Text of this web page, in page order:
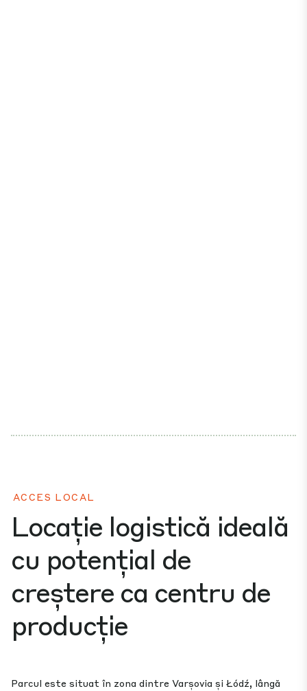
ACCES LOCAL
Locație logistică ideală
cu potențial de
creștere ca centru de
producție
Parcul este situat în zona dintre Varșovia și Łódź, lângă